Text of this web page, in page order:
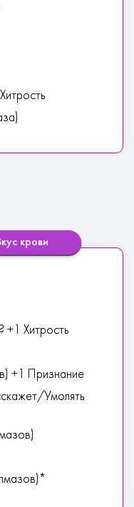
крови
+1 Хитрость
+1 Признание
Умолять